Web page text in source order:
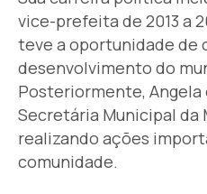
vice-prefeita de 2013 a
teve a oportunidade de
desenvolvimento do
Posteriormente, Angela
Secretária Municipal da
realizando ações
comunidade.